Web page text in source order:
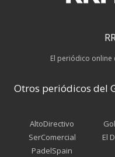
El periódico online
Otros periódicos del
AltoDirectivo
SerComercial
PadelSpain
El